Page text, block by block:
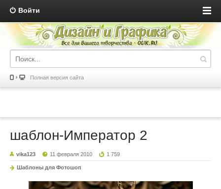
Войти
Полная версия сайта
шаблон-Император 2
vika123 11 февраля 2010 1 759
Шаблоны для Фотошоп